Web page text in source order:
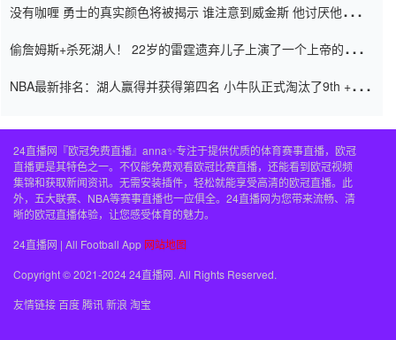
没有咖喱 勇士的真实颜色将被揭示 谁注意到威金斯 他讨厌他的老
偷詹姆斯+杀死湖人！ 22岁的雷霆遗弃儿子上演了一个上帝的剧
NBA最新排名：湖人赢得并获得第四名 小牛队正式淘汰了9th + 76
24直播网『欧冠免费直播』anna✨专注于提供优质的体育赛事直播，欧冠
直播更是其特色之一。不仅能免费观看欧冠比赛直播，还能看到欧冠视频
集锦和获取新闻资讯。无需安装插件，轻松就能享受高清的欧冠直播。此
外，五大联赛、NBA等赛事直播也一应俱全。24直播网为您带来流畅、清
晰的欧冠直播体验，让您感受体育的魅力。
24直播网 | All Football App 网站地图
Copyright © 2021-2024 24直播网. All Rights Reserved.
友情链接百度腾讯新浪 淘宝